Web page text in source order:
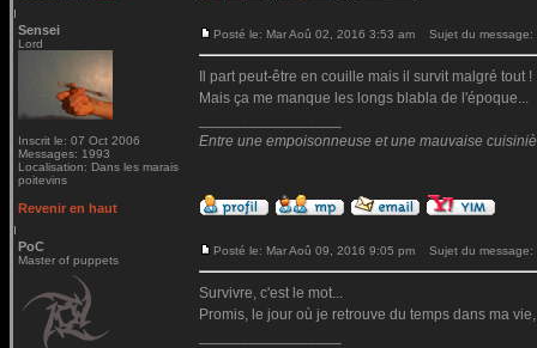
Sensei
Lord
Inscrit le: 07 Oct 2006
Messages: 1993
Localisation: Dans les marais
poitevins
Posté le: Mar Aoû 02, 2016 3:53 am Sujet du message:
Il part peut-être en couille mais il survit malgré tout !
Mais ça me manque les longs blabla de l'époque...
Entre une empoisonneuse et une mauvaise
Revenir en haut
PoC
Master of puppets
Posté le: Mar Aoû 09, 2016 9:05 pm Sujet du message:
Survivre, c'est le mot...
Promis, le jour où je retrouve du temps dans ma